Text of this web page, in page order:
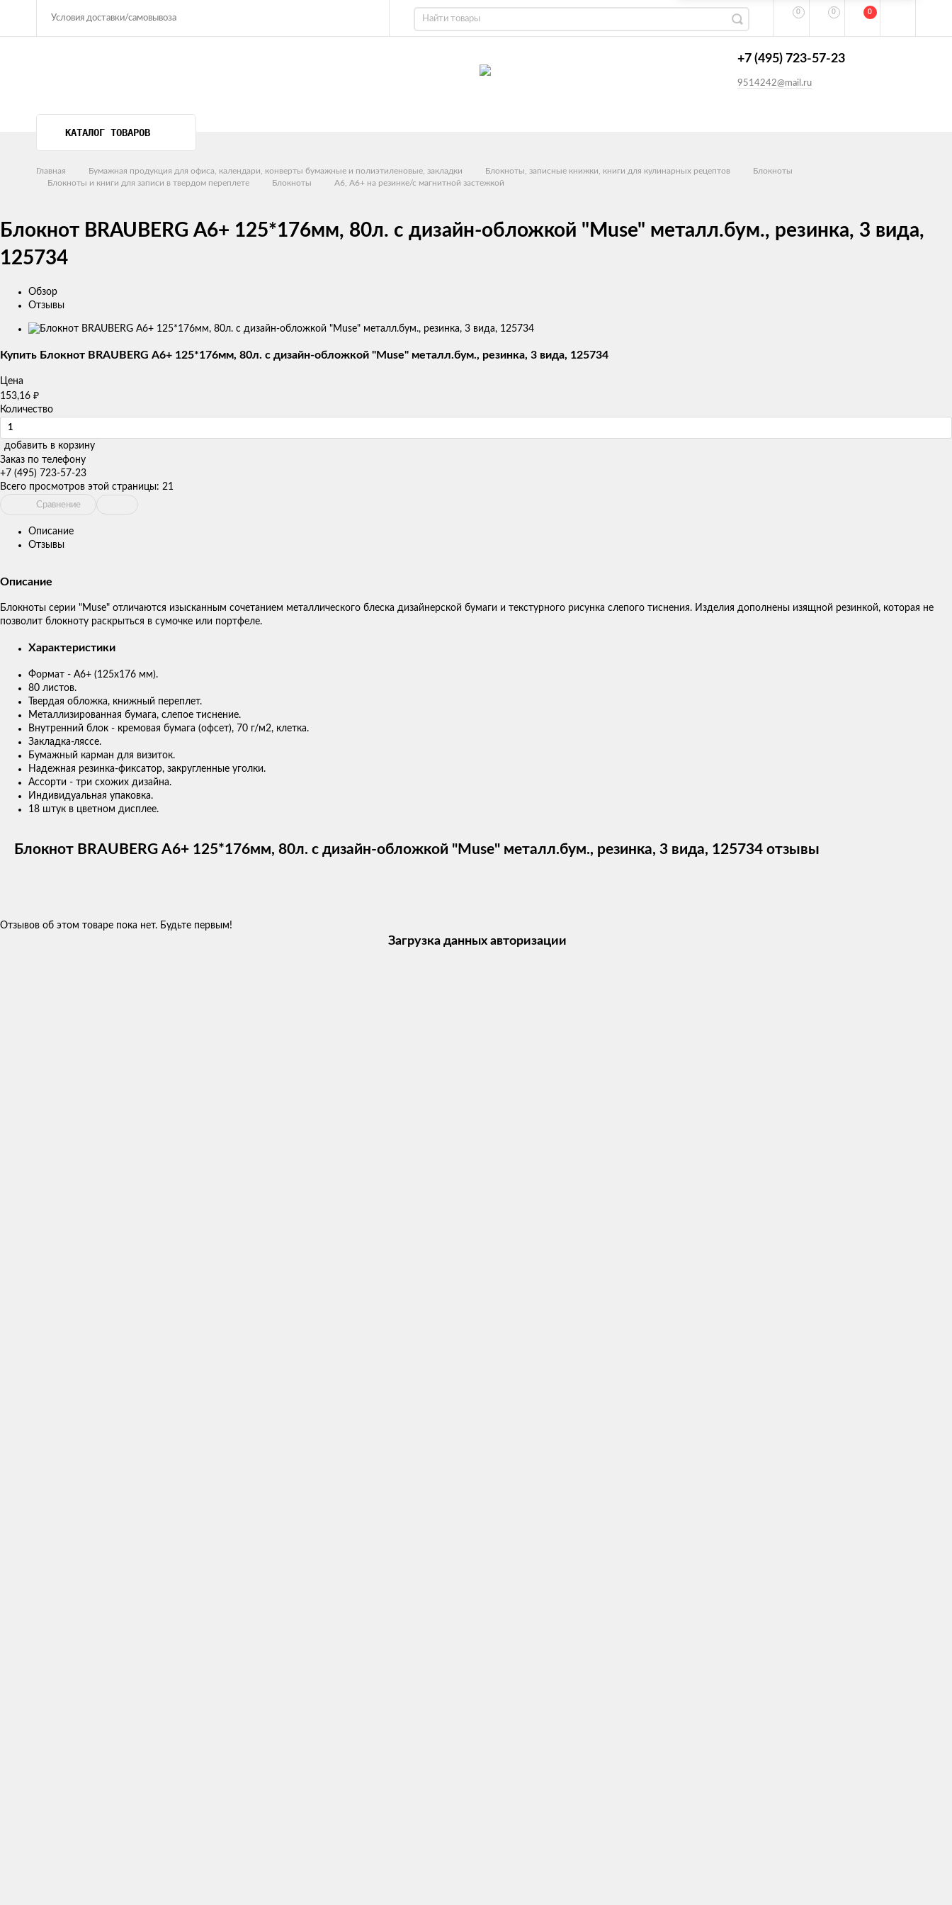
Условия доставки/самовывоза
0 0 0
+7 (495) 723-57-23
9514242@mail.ru
КАТАЛОГ ТОВАРОВ
Главная Бумажная продукция для офиса, календари, конверты бумажные и полиэтиленовые, закладки Блокноты, записные книжки, книги для кулинарных рецептов
Блокноты
Блокноты и книги для записи в твердом переплете
Блокноты А6, A6+ на резинке/с магнитной застежкой
Блокнот BRAUBERG А6+ 125*176мм, 80л. с дизайн-обложкой "Muse" металл.бум., резинка, 3 вида,
125734
Обзор
Отзывы
Изображения
товаров
Купить Блокнот BRAUBERG А6+ 125*176мм, 80л. с дизайн-обложкой "Muse" металл.бум., резинка, 3 вида, 125734
Цена
153,16 ₽
Количество
добавить в корзину
Заказ по телефону
+7 (495) 723-57-23
Всего просмотров этой страницы: 21
Сравнение
Описание
Отзывы
Описание
Блокноты серии "Muse" отличаются изысканным сочетанием металлического блеска дизайнерской бумаги и текстурного рисунка слепого тиснения. Изделия дополнены изящной резинкой, которая не
позволит блокноту раскрыться в сумочке или портфеле.
Характеристики
Формат - А6+ (125х176 мм).
80 листов.
Твердая обложка, книжный переплет.
Металлизированная бумага, слепое тиснение.
Внутренний блок - кремовая бумага (офсет), 70 г/м2, клетка.
Закладка-ляссе.
Бумажный карман для визиток.
Надежная резинка-фиксатор, закругленные уголки.
Ассорти - три схожих дизайна.
Индивидуальная упаковка.
18 штук в цветном дисплее.
Блокнот BRAUBERG А6+ 125*176мм, 80л. с дизайн-обложкой "Muse" металл.бум., резинка, 3 вида, 125734 отзывы
Отзывов об этом товаре пока нет. Будьте первым!
Загрузка данных авторизации